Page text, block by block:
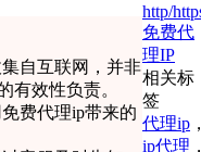
自互联网，并非
有效性负责。
费代理ip带来的
http/
免费代
理IP
相关标
签
代理ip
ip代理